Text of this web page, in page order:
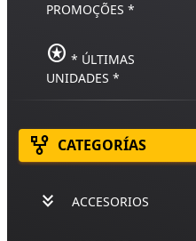
PROMOÇÕES *
stars * ÚLTIMAS
UNIDADES *
family_history CATEGORÍAS
keyboard_double_arrow_down ACCESORIOS